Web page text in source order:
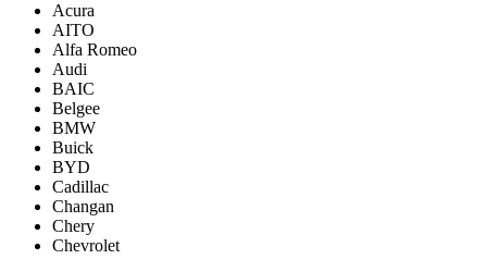
Acura
AITO
Alfa Romeo
Audi
BAIC
Belgee
BMW
Buick
BYD
Cadillac
Changan
Chery
Chevrolet